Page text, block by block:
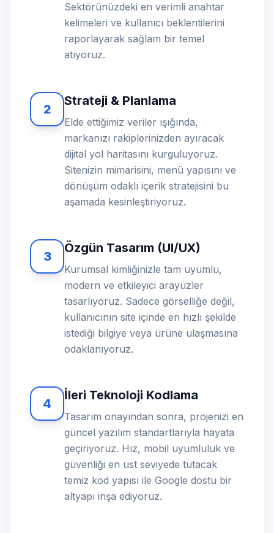
Sektörünüzdeki en verimli anahtar
kelimeleri ve kullanıcı beklentilerini
raporlayarak sağlam bir temel
atıyoruz.
2
Strateji & Planlama
Elde ettiğimiz veriler ışığında,
markanızı rakiplerinizden ayıracak
dijital yol haritasını kurguluyoruz.
Sitenizin mimarisini, menü yapısını ve
dönüşüm odaklı içerik stratejisini bu
aşamada kesinleştiriyoruz.
3
Özgün Tasarım (UI/UX)
Kurumsal kimliğinizle tam uyumlu,
modern ve etkileyici arayüzler
tasarlıyoruz. Sadece görselliğe değil,
kullanıcının site içinde en hızlı şekilde
istediği bilgiye veya ürüne ulaşmasına
odaklanıyoruz.
4
İleri Teknoloji Kodlama
Tasarım onayından sonra, projenizi en
güncel yazılım standartlarıyla hayata
geçiriyoruz. Hız, mobil uyumluluk ve
güvenliği en üst seviyede tutacak
temiz kod yapısı ile Google dostu bir
altyapı inşa ediyoruz.